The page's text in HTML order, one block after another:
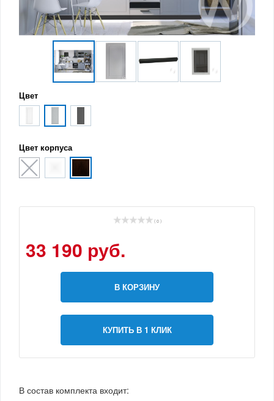
Цвет
Цвет корпуса
( 0 )
33 190 руб.
В КОРЗИНУ
КУПИТЬ В 1 КЛИК
В состав комплекта входит: